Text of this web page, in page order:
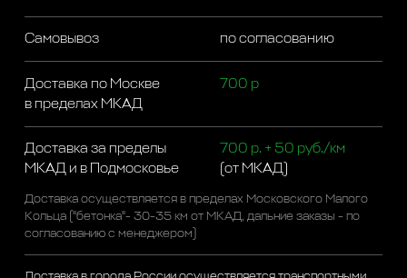
Самовывоз по согласованию
Доставка по Москве
в пределах МКАД
700 р
Доставка за пределы
МКАД и в Подмосковье
700 р. + 50 руб./км
(от МКАД)
Доставка осуществляется в пределах Московского Малого
Кольца ("бетонка"- 30-35 км от МКАД, дальние заказы - по
согласованию с менеджером)